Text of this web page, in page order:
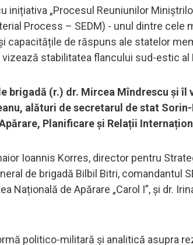
inițiativa „Procesul Reuniunilor
Process – SEDM) - unul dintre
capacitățile de răspuns ale statelor
stabilitatea flancului sud-estic al
brigadă (r.) dr. Mircea Mîndrescu și îl
alături de secretarul de stat
Planificare și Relații
Ioannis Korres, director pentru
de brigadă Bilbil Bitri, comandantul
Națională de Apărare „Carol I”, și dr.
politico-militară și analitică asupra